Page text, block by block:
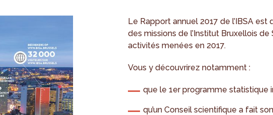
Le Rapport annuel 2017 de l’IBSA
des missions de l’Institut Bruxellois
activités menées en 2017.
Vous y découvrirez notamment :
que le 1er programme statistique
qu’un Conseil scientifique a fait